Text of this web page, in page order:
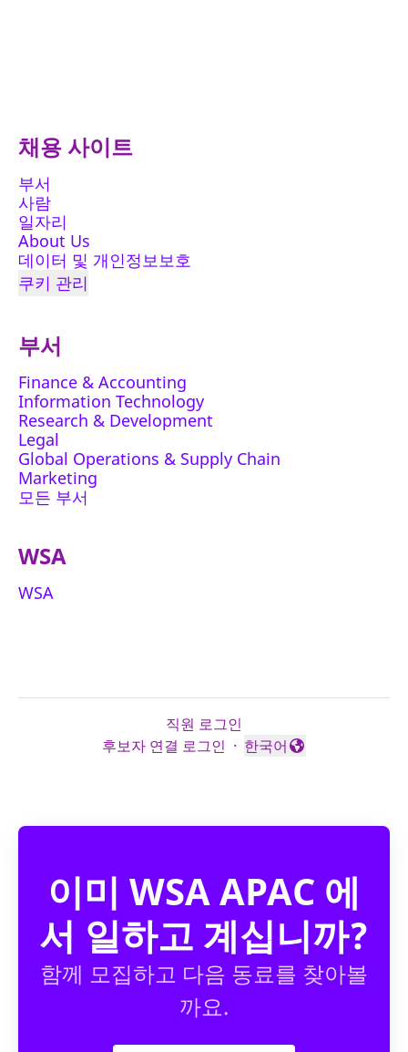
채용 사이트
부서
사람
일자리
About Us
데이터 및 개인정보보호
쿠키 관리
부서
Finance & Accounting
Information Technology
Research & Development
Legal
Global Operations & Supply Chain
Marketing
모든 부서
WSA
WSA
직원 로그인
후보자 연결 로그인 · 언어 변경
한국어
이미 WSA APAC 에
서 일하고 계십니까?
함께 모집하고 다음 동료를 찾아볼
까요.